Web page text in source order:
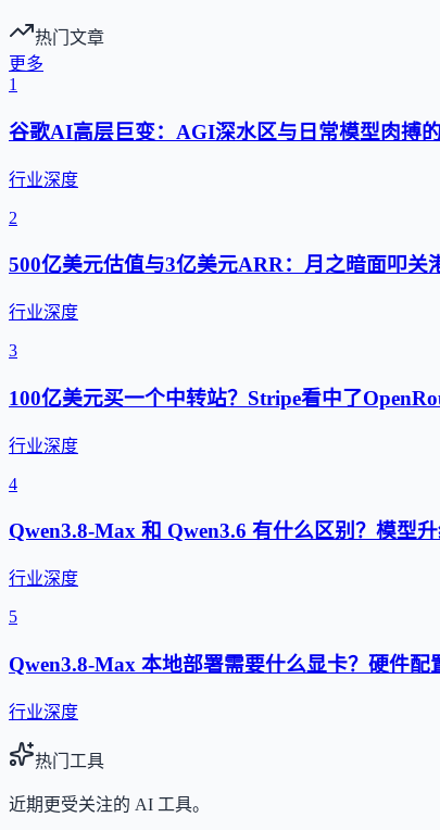
热门文章
更多
1
谷歌AI高层巨变：AGI深水区与日常模型肉搏
行业深度
2
500亿美元估值与3亿美元ARR：月之暗面叩关
行业深度
3
100亿美元买一个中转站？Stripe看中了
行业深度
4
Qwen3.8-Max 和 Qwen3.6 有什么区别？模型
行业深度
5
Qwen3.8-Max 本地部署需要什么显卡？硬件配
行业深度
热门工具
近期更受关注的 AI 工具。